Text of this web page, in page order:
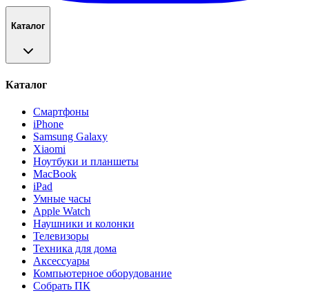
Каталог
Каталог
Смартфоны
iPhone
Samsung Galaxy
Xiaomi
Ноутбуки и планшеты
MacBook
iPad
Умные часы
Apple Watch
Наушники и колонки
Телевизоры
Техника для дома
Аксессуары
Компьютерное оборудование
Собрать ПК